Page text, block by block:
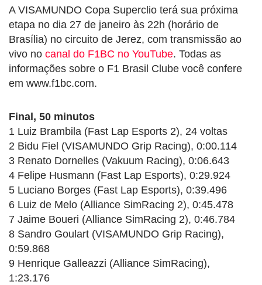
A VISAMUNDO Copa Superclio terá sua próxima
etapa no dia 27 de janeiro às 22h (horário de
Brasília) no circuito de Jerez, com transmissão ao
vivo no canal do F1BC no YouTube. Todas as
informações sobre o F1 Brasil Clube você confere
em www.f1bc.com.
Final, 50 minutos
1 Luiz Brambila (Fast Lap Esports 2), 24 voltas
2 Bidu Fiel (VISAMUNDO Grip Racing), 0:00.114
3 Renato Dornelles (Vakuum Racing), 0:06.643
4 Felipe Husmann (Fast Lap Esports), 0:29.924
5 Luciano Borges (Fast Lap Esports), 0:39.496
6 Luiz de Melo (Alliance SimRacing 2), 0:45.478
7 Jaime Boueri (Alliance SimRacing 2), 0:46.784
8 Sandro Goulart (VISAMUNDO Grip Racing),
0:59.868
9 Henrique Galleazzi (Alliance SimRacing),
1:23.176